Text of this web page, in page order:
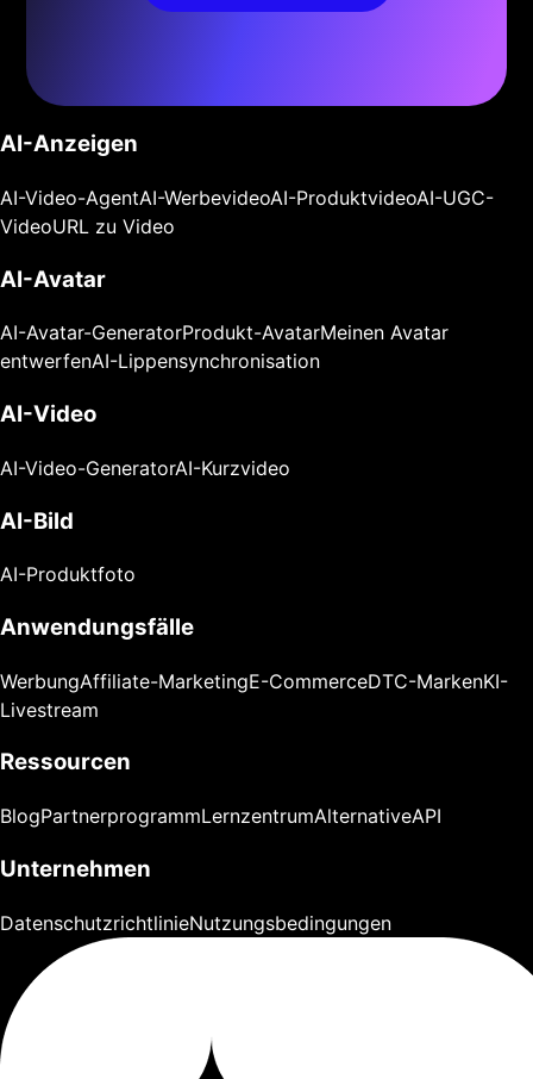
AI-Anzeigen
AI-Video-AgentAI-WerbevideoAI-ProduktvideoAI-UGC-
VideoURL zu Video
AI-Avatar
AI-Avatar-GeneratorProdukt-AvatarMeinen Avatar
entwerfenAI-Lippensynchronisation
AI-Video
AI-Video-GeneratorAI-Kurzvideo
AI-Bild
AI-Produktfoto
Anwendungsfälle
WerbungAffiliate-MarketingE-CommerceDTC-MarkenKI-
Livestream
Ressourcen
BlogPartnerprogrammLernzentrumAlternativeAPI
Unternehmen
DatenschutzrichtlinieNutzungsbedingungen